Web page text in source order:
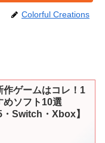
Colorful Creations
作ゲームはコレ！1
めソフト10選
・Switch・Xbox】